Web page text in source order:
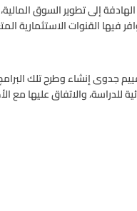
إلى تطوير السوق
فيها القنوات الاستثمارية
جدوى إنشاء وطرح تلك
والاتفاق عليها مع